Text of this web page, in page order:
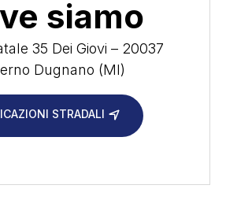
siamo
35 Dei Giovi – 20037
Dugnano (MI)
STRADALI